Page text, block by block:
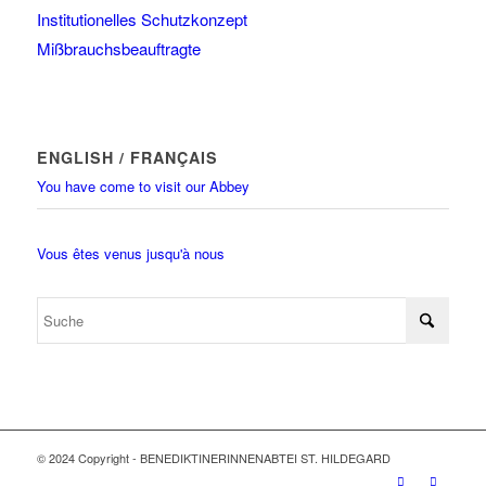
Institutionelles Schutzkonzept
Mißbrauchsbeauftragte
ENGLISH / FRANÇAIS
You have come to visit our Abbey
Vous êtes venus jusqu'à nous
© 2024 Copyright - BENEDIKTINERINNENABTEI ST. HILDEGARD